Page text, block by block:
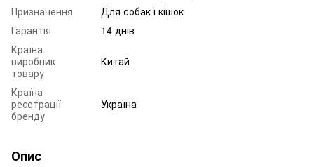
Призначення
Для собак і кішок
Гарантія
14 днів
Країна
виробник
товару
Китай
Країна
реєстрації
бренду
Україна
Опис